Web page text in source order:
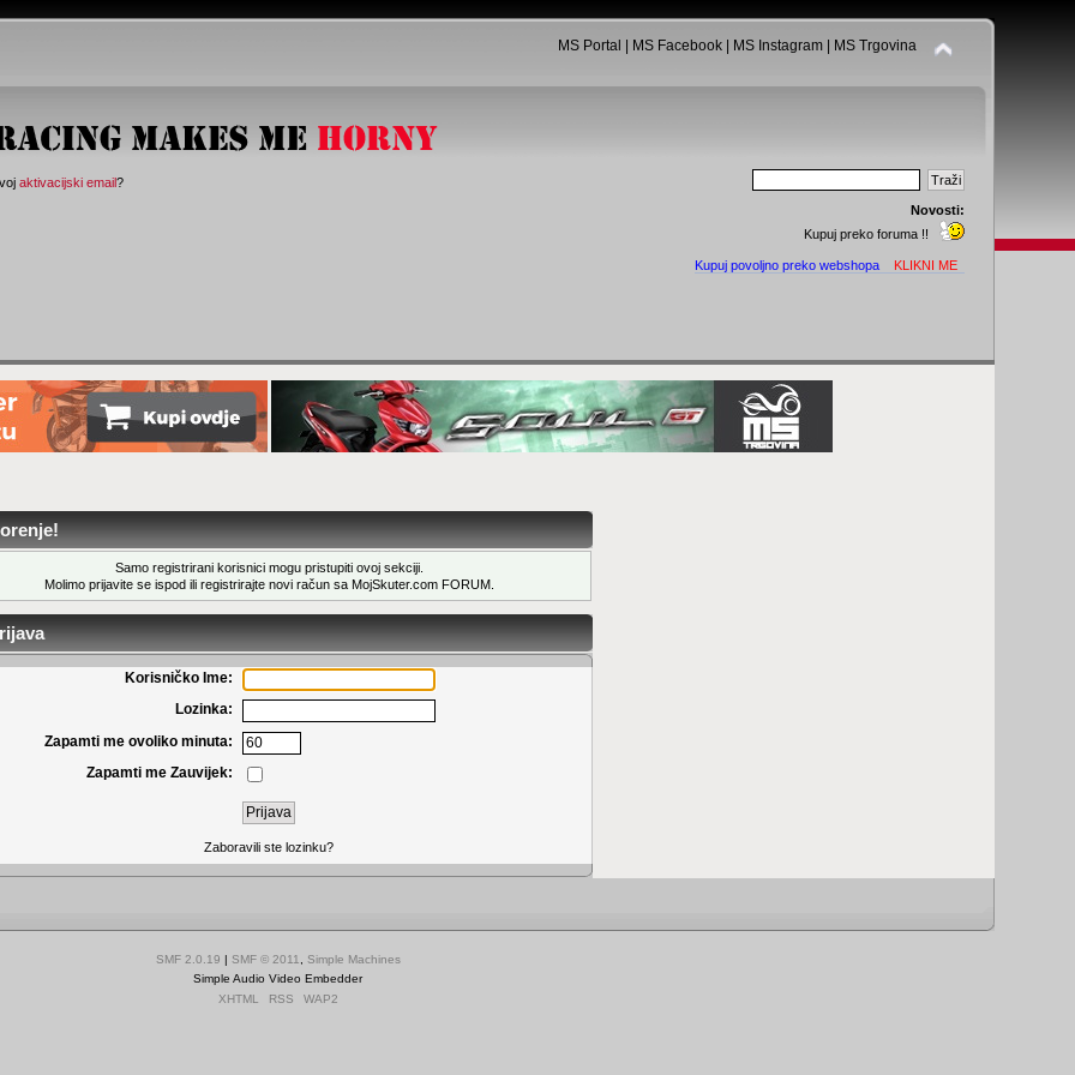
MS Portal MS Facebook| MS Instagram| MS Trgovina
aktivacijski email?
Novosti:
Kupuj preko foruma !!
Kupuj povoljno preko webshopa KLIKNI ME
Samo registrirani korisnici mogu pristupiti ovoj sekciji.
Molimo prijavite se ispod ili registrirajte novi računsa MojSkuter.com FORUM.
Korisničko Ime:
Lozinka:
Zapamti me ovoliko minuta:
Zapamti me Zauvijek:
Zaboravili ste lozinku?
SMF 2.0.19 | SMF © 2011
Simple Machines
Simple Audio Video Embedder
XHTML
RSS WAP2